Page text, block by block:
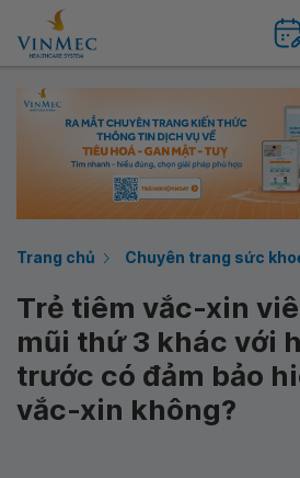
Trang chủ Chuyên trang sức
Trẻ tiêm vắc-xin
mũi thứ 3 khác với
trước có đảm bảo
vắc-xin không?